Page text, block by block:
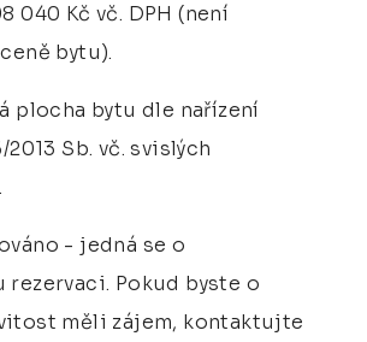
040 Kč vč. DPH (není
bytu).
plocha bytu dle nařízení
2013 Sb. vč. svislých
- jedná se o
rezervaci. Pokud byste o
měli zájem, kontaktujte